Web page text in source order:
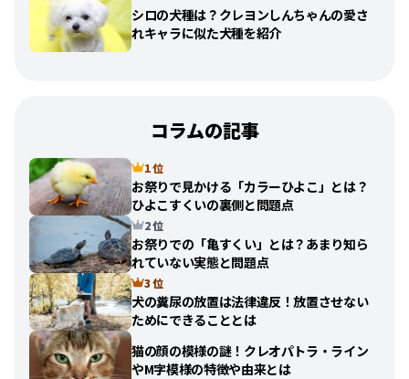
シロの犬種は？クレヨンしんちゃんの愛さ
れキャラに似た犬種を紹介
コラムの記事
1 位
お祭りで見かける「カラーひよこ」とは？
ひよこすくいの裏側と問題点
2 位
お祭りでの「亀すくい」とは？あまり知ら
れていない実態と問題点
3 位
犬の糞尿の放置は法律違反！放置させない
ためにできることとは
猫の顔の模様の謎！クレオパトラ・ライン
やM字模様の特徴や由来とは